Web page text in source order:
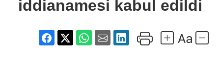
iddianamesi kabul edildi